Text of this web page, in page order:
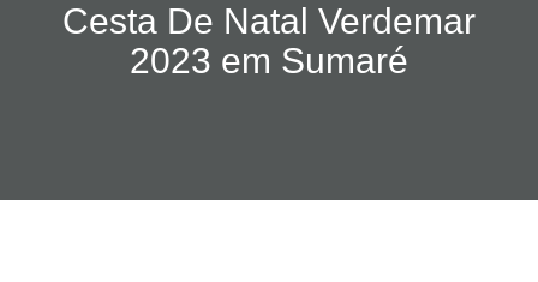
Cesta De Natal Verdemar
2023 em Sumaré